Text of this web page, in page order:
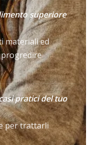
superiore
materiali ed
pratici del tuo
per trattarli